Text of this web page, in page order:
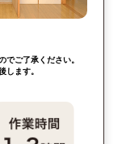
ご了承ください。
します。